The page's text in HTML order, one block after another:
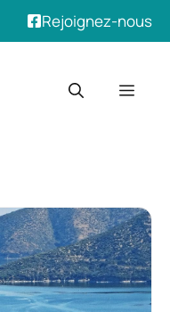
Rejoignez-nous